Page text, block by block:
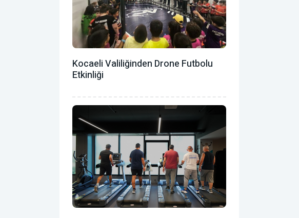
Kocaeli Valiliğinden Drone Futbolu
Etkinliği